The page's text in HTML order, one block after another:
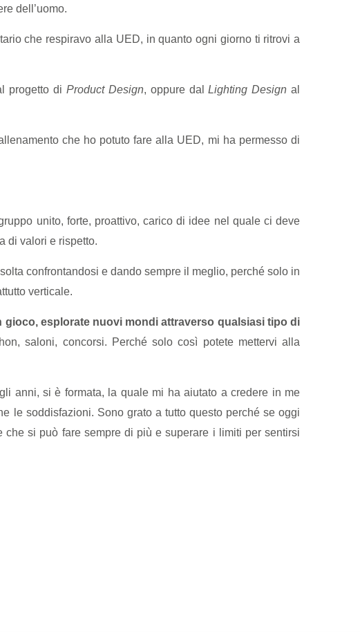
dell’uomo.
che respiravo alla UED, in quanto ogni giorno ti ritrovi a
progetto di Product Design, oppure dalLighting Design al
che ho potuto fare alla UED, mi ha permesso di
unito, forte, proattivo, carico di idee nel quale ci deve
di valori e rispetto.
confrontandosi e dando sempre il meglio, perché solo in
verticale.
gioco, esplorate nuovi mondi attraverso qualsiasi tipo di
saloni, concorsi. Perché solo così potete mettervi alla
anni, si è formata, la quale mi ha aiutato a credere in me
le soddisfazioni. Sono grato a tutto questo perché se oggi
si può fare sempre di più e superare i limiti per sentirsi